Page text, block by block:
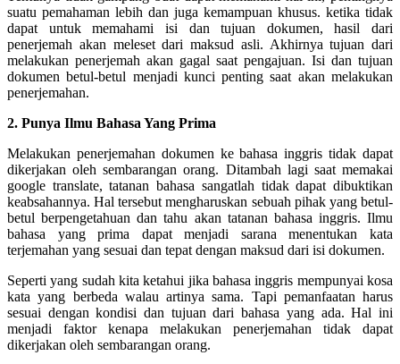
suatu pemahaman lebih dan juga kemampuan khusus. ketika tidak
dapat untuk memahami isi dan tujuan dokumen, hasil dari
penerjemah akan meleset dari maksud asli. Akhirnya tujuan dari
melakukan penerjemah akan gagal saat pengajuan. Isi dan tujuan
dokumen betul-betul menjadi kunci penting saat akan melakukan
penerjemahan.
2. Punya Ilmu Bahasa Yang Prima
Melakukan penerjemahan dokumen ke bahasa inggris tidak dapat
dikerjakan oleh sembarangan orang. Ditambah lagi saat memakai
google translate, tatanan bahasa sangatlah tidak dapat dibuktikan
keabsahannya.Hal tersebut mengharuskan sebuah pihak yang betul-
betul berpengetahuan dan tahu akan tatanan bahasa inggris. Ilmu
bahasa yang prima dapat menjadi sarana menentukan kata
terjemahan yang sesuai dan tepat dengan maksud dari isi dokumen.
Seperti yang sudah kita ketahui jika bahasa inggris mempunyai kosa
kata yang berbeda walau artinya sama. Tapi pemanfaatan harus
sesuai dengan kondisi dan tujuan dari bahasa yang ada. Hal ini
menjadi faktor kenapa melakukan penerjemahan tidak dapat
dikerjakan oleh sembarangan orang.